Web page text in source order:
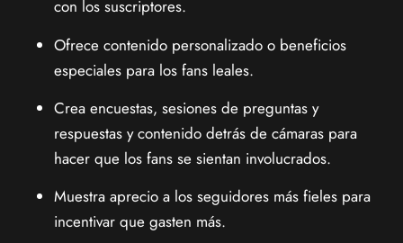
con los suscriptores.
Ofrece contenido personalizado o beneficios
especiales para los fans leales.
Crea encuestas, sesiones de preguntas y
respuestas y contenido detrás de cámaras para
hacer que los fans se sientan involucrados.
Muestra aprecio a los seguidores más fieles para
incentivar que gasten más.